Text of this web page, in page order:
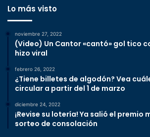
Lo más visto
noviembre 27, 2022
(Video) Un Cantor «cantó» gol tico
hizo viral
febrero 26, 2022
¿Tiene billetes de algodón? Vea
circular a partir del 1 de marzo
diciembre 24, 2022
¡Revise su lotería! Ya salió el premio
sorteo de consolación